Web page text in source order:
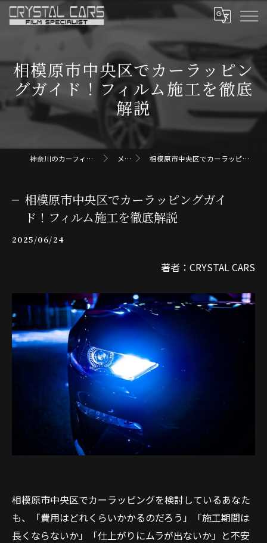
相模原市中央区でカーラッピン
グガイド！フィルム施工を徹底
解説
神奈川のカーフィルムならクリスタルカーズ メディア 相模原市中央区でカーラッピングガイド！フィルム施工を徹底解説
相模原市中央区でカーラッピングガイ
ド！フィルム施工を徹底解説
2025/06/24
著者：CRYSTAL CARS
相模原市中央区でカーラッピングを検討しているあなた
も、「費用はどれくらいかかるのだろう」「施工期間は
長くならないか」「仕上がりにムラが出ないか」と不安